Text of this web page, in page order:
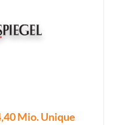
Mio. Unique